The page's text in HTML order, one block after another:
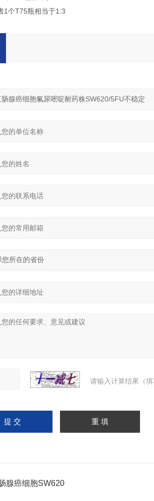
1个T75瓶相当于1:3
请输入计算结果（
腺癌细胞SW620